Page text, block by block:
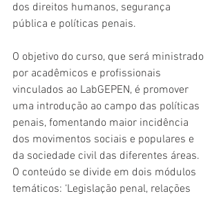
dos direitos humanos, segurança
pública e políticas penais.
O objetivo do curso, que será ministrado
por acadêmicos e profissionais
vinculados ao LabGEPEN, é promover
uma introdução ao campo das políticas
penais, fomentando maior incidência
dos movimentos sociais e populares e
da sociedade civil das diferentes áreas.
O conteúdo se divide em dois módulos
temáticos: ‘Legislação penal, relações